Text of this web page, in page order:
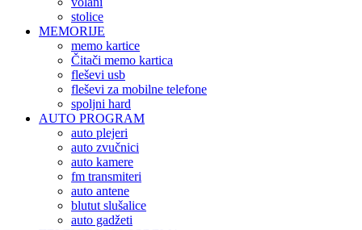
stolice
MEMORIJE
memo kartice
Čitači memo kartica
fleševi usb
fleševi za mobilne telefone
spoljni hard
AUTO PROGRAM
auto plejeri
auto zvučnici
auto kamere
fm transmiteri
auto antene
blutut slušalice
auto gadžeti